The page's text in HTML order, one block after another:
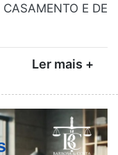
E DE
Ler mais +